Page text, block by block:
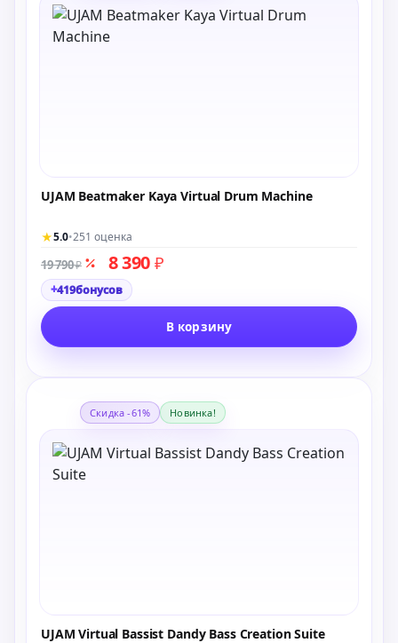
UJAM Beatmaker Kaya Virtual Drum Machine
★5.0•251 оценка
19 790₽ 8 390 ₽
+419бонусов
В корзину
Скидка -61% Новинка!
UJAM Virtual Bassist Dandy Bass Creation Suite